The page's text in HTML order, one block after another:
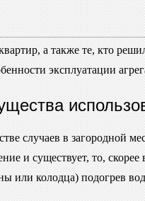
а также те, кто
эксплуатации
случаев в загородной
и существует, то,
или колодца) подогрев